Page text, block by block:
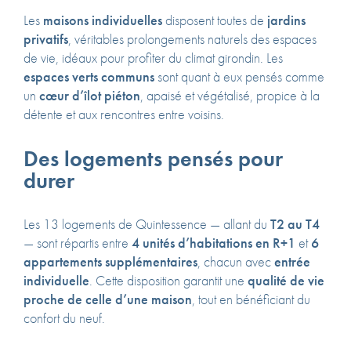
Les maisons individuellesdisposent toutes de jardins
privatifs, véritables prolongements naturels des espaces
de vie, idéaux pour profiter du climat girondin. Les
espaces verts communs sont quant à eux pensés comme
un cœur d’îlot piéton, apaisé et végétalisé, propice à la
détente et aux rencontres entre voisins.
Des logements pensés pour
durer
Les 13 logements de Quintessence — allant du T2 au T4
— sont répartis entre 4 unités d’habitations en R+1 et6
appartements supplémentaires, chacun avecentrée
individuelle. Cette disposition garantit une qualité de vie
proche de celle d’une maison, tout en bénéficiant du
confort du neuf.